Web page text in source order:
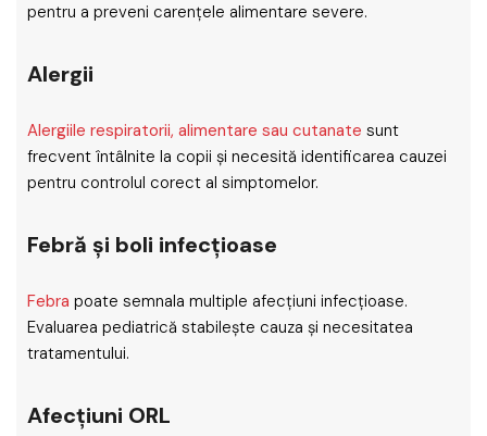
pentru a preveni carențele alimentare severe.
Alergii
Alergiile respiratorii, alimentare sau cutanate sunt
frecvent întâlnite la copii și necesită identificarea cauzei
pentru controlul corect al simptomelor.
Febră și boli infecțioase
Febra poate semnala multiple afecțiuni infecțioase.
Evaluarea pediatrică stabilește cauza și necesitatea
tratamentului.
Afecțiuni ORL